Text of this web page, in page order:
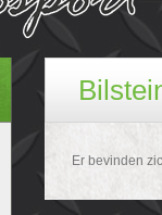
Er bevinden